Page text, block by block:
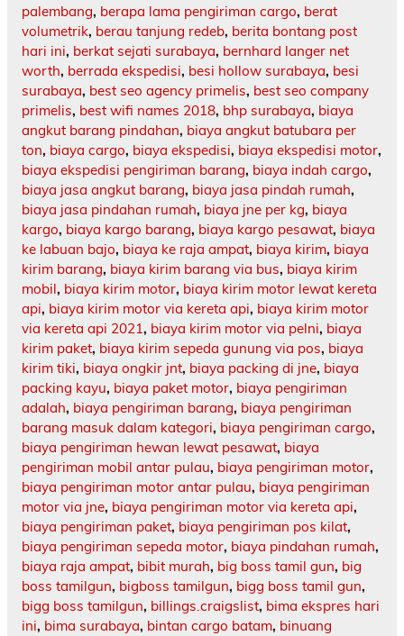
palembang, berapa lama pengiriman cargo, berat
volumetrik, berau tanjung redeb, berita bontang post
hari ini, berkat sejati surabaya, bernhard langer net
worth, berrada ekspedisi, besi hollow surabaya, besi
surabaya, best seo agency primelis, best seo company
primelis, best wifi names 2018, bhp surabaya, biaya
angkut barang pindahan, biaya angkut batubara per
ton, biaya cargo, biaya ekspedisi, biaya ekspedisi motor,
biaya ekspedisi pengiriman barang, biaya indah cargo,
biaya jasa angkut barang, biaya jasa pindah rumah,
biaya jasa pindahan rumah, biaya jne per kg, biaya
kargo, biaya kargo barang, biaya kargo pesawat, biaya
ke labuan bajo, biaya ke raja ampat, biaya kirim, biaya
kirim barang, biaya kirim barang via bus, biaya kirim
mobil, biaya kirim motor, biaya kirim motor lewat kereta
api, biaya kirim motor via kereta api, biaya kirim motor
via kereta api 2021, biaya kirim motor via pelni, biaya
kirim paket, biaya kirim sepeda gunung via pos, biaya
kirim tiki, biaya ongkir jnt, biaya packing di jne, biaya
packing kayu, biaya paket motor, biaya pengiriman
adalah, biaya pengiriman barang, biaya pengiriman
barang masuk dalam kategori, biaya pengiriman cargo,
biaya pengiriman hewan lewat pesawat, biaya
pengiriman mobil antar pulau, biaya pengiriman motor,
biaya pengiriman motor antar pulau, biaya pengiriman
motor via jne, biaya pengiriman motor via kereta api,
biaya pengiriman paket, biaya pengiriman pos kilat,
biaya pengiriman sepeda motor, biaya pindahan rumah,
biaya raja ampat, bibit murah, big boss tamil gun, big
boss tamilgun, bigboss tamilgun, bigg boss tamil gun,
bigg boss tamilgun, billings.craigslist, bima ekspres hari
ini, bima surabaya, bintan cargo batam, binuang